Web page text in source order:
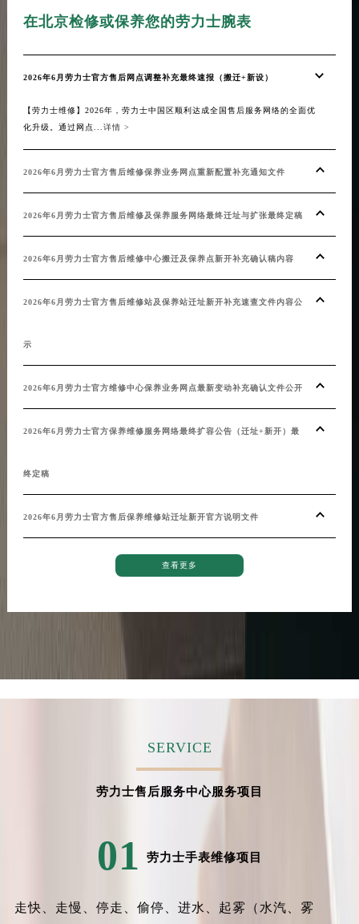
在北京检修或保养您的劳力士腕表
2026年6月劳力士官方售后网点调整补充最终速报（搬迁+新设）
【劳力士维修】2026年，劳力士中国区顺利达成全国售后服务网络的全面优
化升级。通过网点...详情 >
2026年6月劳力士官方售后维修保养业务网点重新配置补充通知文件
2026年6月劳力士官方售后维修及保养服务网络最终迁址与扩张最终定稿
2026年6月劳力士官方售后维修中心搬迁及保养点新开补充确认稿内容
2026年6月劳力士官方售后维修站及保养站迁址新开补充速查文件内容公
示
2026年6月劳力士官方维修中心保养业务网点最新变动补充确认文件公开
2026年6月劳力士官方保养维修服务网络最终扩容公告（迁址+新开）最
终定稿
2026年6月劳力士官方售后保养维修站迁址新开官方说明文件
查看更多
SERVICE
劳力士售后服务中心服务项目
01 劳力士手表维修项目
走快、走慢、停走、偷停、进水、起雾（水汽、雾